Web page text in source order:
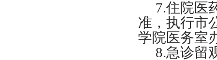
7.住院医
准，执行市
学院医务室
8.急诊留